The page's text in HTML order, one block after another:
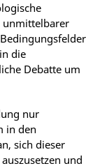
unmittelbarer
die
Debatte um
nur
in den
sich dieser
und